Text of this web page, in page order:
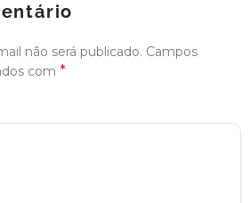
não será publicado. Campos
com *